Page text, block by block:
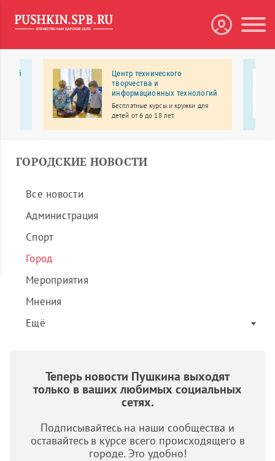
Центр технического
творчества и
информационных технологий
Бесплатные курсы и кружки для
детей от 6 до 18 лет.
ГОРОДСКИЕ НОВОСТИ
Все новости
Администрация
Спорт
Город
Мероприятия
Мнения
Ещё
Теперь новости Пушкина выходят
только в ваших любимых социальных
сетях.
Подписывайтесь на наши сообщества и
оставайтесь в курсе всего происходящего в
городе. Это удобно!